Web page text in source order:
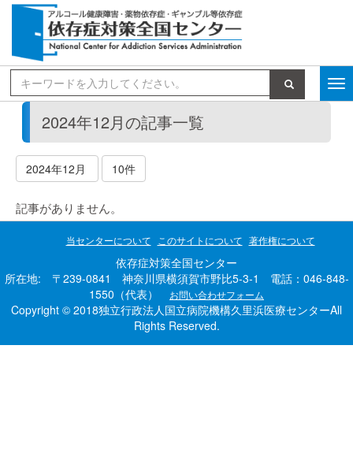
検索
2024年12月の記事一覧
2024年12月 10件
記事がありません。
当センターについて このサイトについて 著作権について
依存症対策全国センター
所在地: 〒239-0841 神奈川県横須賀市野比5-3-1 電話：046-848-
1550（代表）
お問い合わせフォーム
Copyright © 2018独立行政法人国立病院機構久里浜医療センターAll
Rights Reserved.